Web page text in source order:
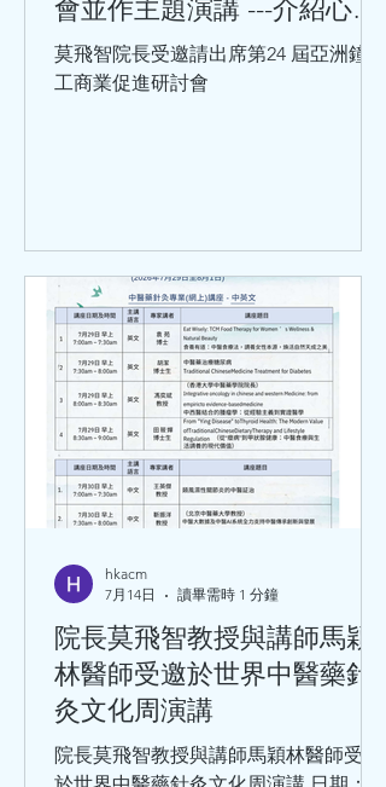
會並作主題演講 ---介紹心率
變異性與心血管健康的關係
莫飛智院長受邀請出席第24 屆亞洲鐘錶
工商業促進研討會
院長莫飛智教授與講師馬穎
林醫師受邀於世界中醫藥針
灸文化周演講
院長莫飛智教授與講師馬穎林醫師受邀
hkacm
7月14日
讀畢需時 1 分鐘